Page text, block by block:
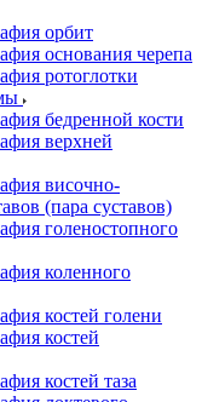
орбит
основания черепа
ротоглотки
бедренной кости
верхней
височно-
(пара суставов)
голеностопного
коленного
костей голени
костей
костей таза